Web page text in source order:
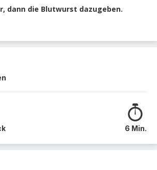
dann die Blutwurst dazugeben.
6 Min.